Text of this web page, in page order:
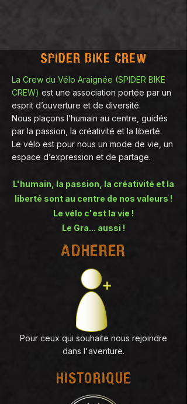
SPIDER BIKE CREW
La Crew du Vélo Araignée (SPIDER BIKE
CREW) est une association portée par un
esprit d’ouverture et de diversité.
Nous plaçons l’humain au centre, guidés
par la passion, la créativité et la liberté.
Le vélo est pour nous un mode de vie, un
espace d’expression et de partage.
L'humain, la passion, la créativité et la
liberté sont au centre de nos valeurs !
Le vélo c'est la vie !
Le Gra... aussi !
ADHERER
Pour ceux qui souhaite nous rejoindre
dans l'aventure.
HISTORIQUE